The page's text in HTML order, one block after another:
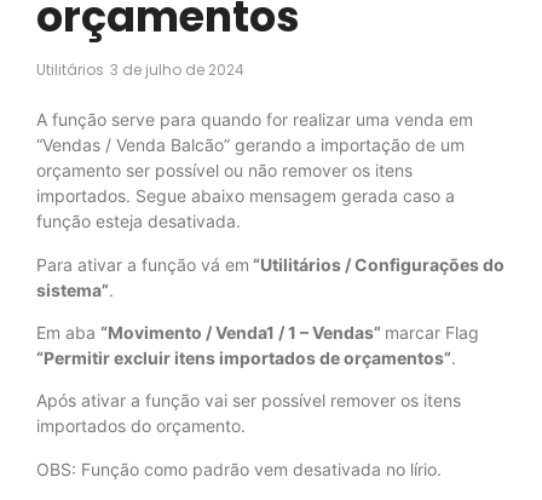
orçamentos
Utilitários 3 de julho de 2024
A função serve para quando for realizar uma venda em
“Vendas / Venda Balcão” gerando a importação de um
orçamento ser possível ou não remover os itens
importados. Segue abaixo mensagem gerada caso a
função esteja desativada.
Para ativar a função vá em “Utilitários / Configurações do
sistema”.
Em aba “Movimento / Venda1 / 1 – Vendas” marcar Flag
“Permitir excluir itens importados de orçamentos”.
Após ativar a função vai ser possível remover os itens
importados do orçamento.
OBS: Função como padrão vem desativada no lírio.